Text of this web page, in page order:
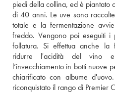
piedi della collina, ed è piantato
di 40 anni. Le uve sono
totale e la fermentazione
freddo. Vengono poi eseguiti i
follatura. Si effettua anche la
ridurre l'acidità del vino e
l’invecchiamento in botti nuove
chiarificato con albume
riconquistato il rango di Premier